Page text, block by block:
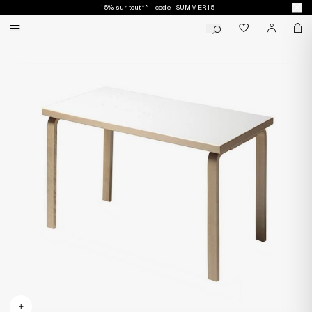
-15% sur tout** - code : SUMMER15